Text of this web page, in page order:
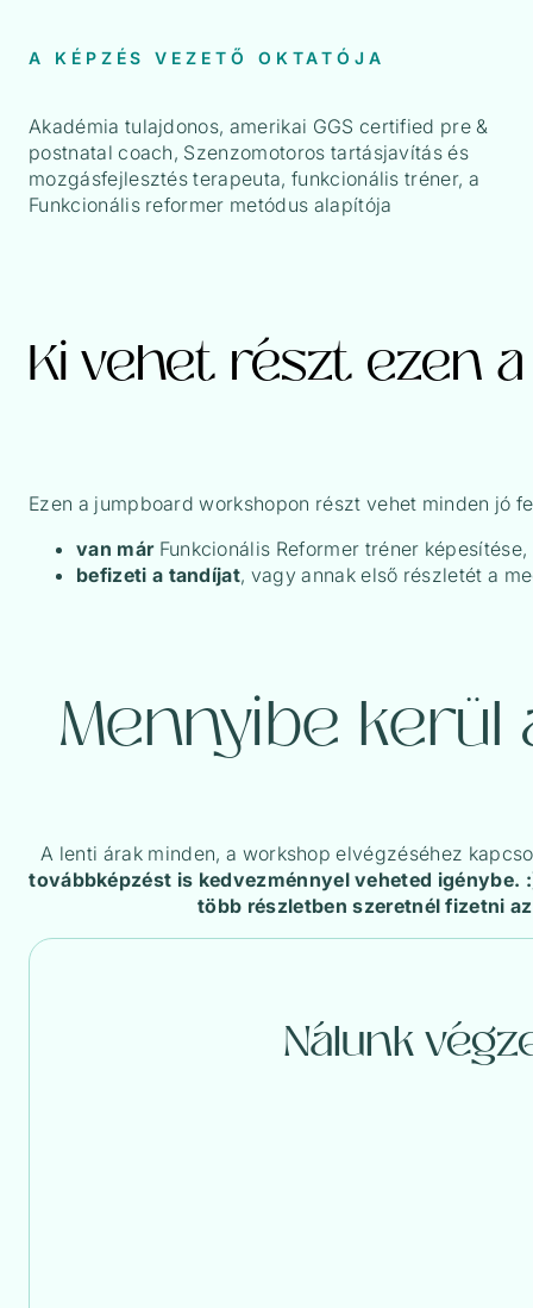
A KÉPZÉS VEZETŐ OKTATÓJA
Akadémia tulajdonos, amerikai GGS certified pre &
postnatal coach, Szenzomotoros tartásjavítás és
mozgásfejlesztés terapeuta, funkcionális tréner, a
Funkcionális reformer metódus alapítója
Ki vehet részt ezen
Ezen a jumpboard workshopon részt vehet minden jó
van márFunkcionális Reformer tréner
befizeti a tandíjat, vagy annak első részletét a
Mennyibe
A lenti árak minden, a workshop elvégzéséhez
továbbképzést is kedvezménnyel veheted igénybe.
több részletben szeretnél fizetni
Nálunk